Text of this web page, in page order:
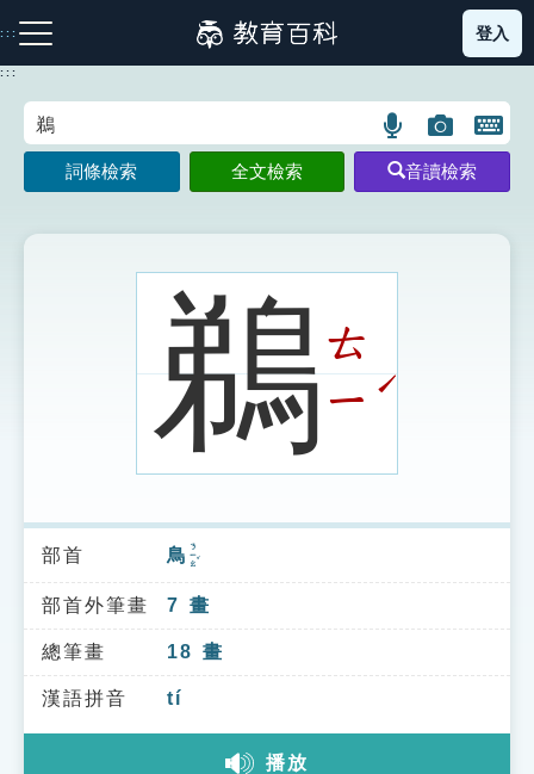
到
主
:::
注音索引圖示 筆畫索引圖示 部首索引表圖示
索引選單
知識索引
單字索引
生命大百科索引
登入
:::
語
言
搜
示
圖
片
搜
開
鍵
圖
詞條檢索 全文檢索 音讀檢索
鵜ㄊ
ㄧˊ
部首 鳥 ㄋㄧㄠˇ
部首外筆畫 7 畫
總筆畫 18 畫
漢語拼音 tí
播放